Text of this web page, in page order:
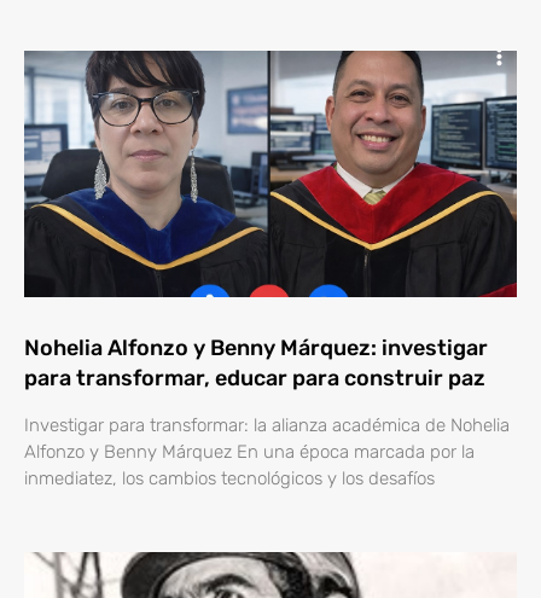
Nohelia Alfonzo y Benny Márquez: investigar
para transformar, educar para construir paz
Investigar para transformar: la alianza académica de Nohelia
Alfonzo y Benny Márquez En una época marcada por la
inmediatez, los cambios tecnológicos y los desafíos